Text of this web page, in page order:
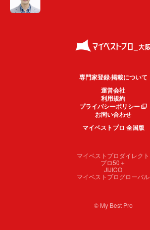
専門家登録·掲載について
運営会社
利用規約
プライバシーポリシー
お問い合わせ
マイベストプロ 全国版
マイベストプロダイレクト
プロ50＋
JIJICO
マイベストプログローバル
© My Best Pro